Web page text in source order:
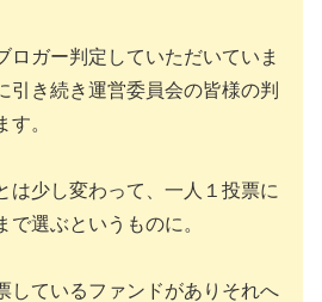
ロガー判定していただいていま
引き続き運営委員会の皆様の判
す。
は少し変わって、一人１投票に
選ぶというものに。
しているファンドがありそれへ